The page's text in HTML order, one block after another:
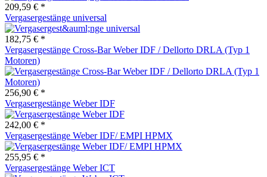
209,59 € *
Vergasergestänge universal
182,75 € *
Vergasergestänge Cross-Bar Weber IDF / Dellorto DRLA (Typ 1
Motoren)
256,90 € *
Vergasergestänge Weber IDF
242,00 € *
Vergasergestänge Weber IDF/ EMPI HPMX
255,95 € *
Vergasergestänge Weber ICT